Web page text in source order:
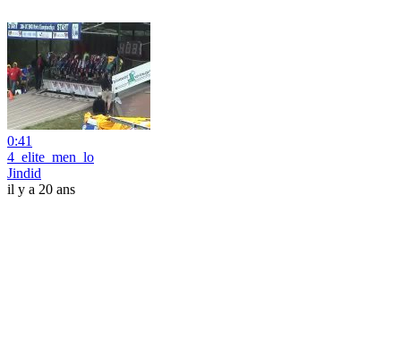
0:41
4_elite_men_lo
Jindid
il y a 20 ans